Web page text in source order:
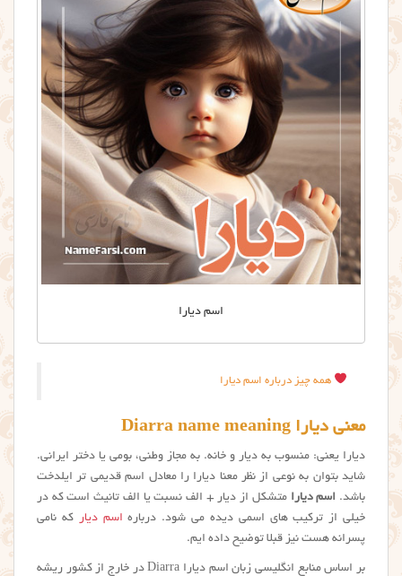
اسم دیارا
همه چیز درباره اسم دیارا
معنی دیارا Diarra name meaning
دیارا یعنی: منسوب به دیار و خانه. به مجاز وطنی، بومی یا دختر ایرانی.
شاید بتوان به نوعی از نظر معنا ديارا را معادل اسم قدیمی تر ایلدخت
باشد. اسم دیارا متشکل از دیار + الف نسبت یا الف تانیث است که در
خیلی از ترکیب های اسمی دیده می شود. درباره اسم دیار که نامی
پسرانه هست نیز قبلا توضیح داده ایم.
بر اساس منابع انگلیسی زبان اسم دیارا Diarra در خارج از کشور ریشه